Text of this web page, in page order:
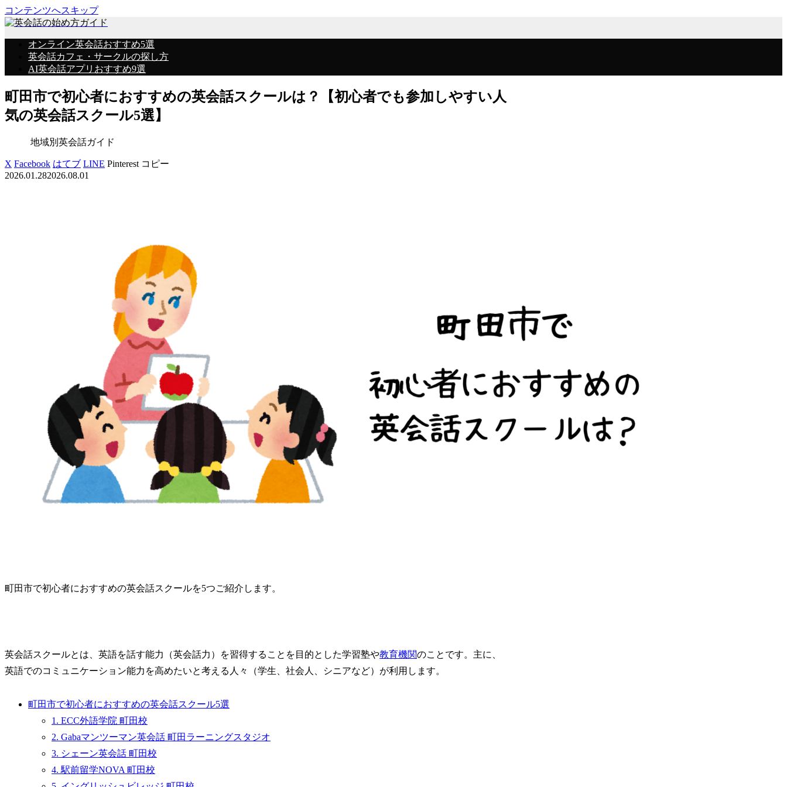
コンテンツへスキップ
オンライン英会話おすすめ5選
英会話カフェ・サークルの探し方
AI英会話アプリおすすめ9選
町田市で初心者におすすめの英会話スクールは？【初心者でも参加しやすい人
気の英会話スクール5選】
地域別英会話ガイド
X Facebook はてブ LINE Pinterest コピー
2026.01.282026.08.01
町田市で初心者におすすめの英会話スクールを5つご紹介します。
英会話スクールとは、英語を話す能力（英会話力）を習得することを目的とした学習塾や教育機関のことです。主に、
英語でのコミュニケーション能力を高めたいと考える人々（学生、社会人、シニアなど）が利用します。
町田市で初心者におすすめの英会話スクール5選
1. ECC外語学院 町田校
2. Gabaマンツーマン英会話 町田ラーニングスタジオ
3. シェーン英会話 町田校
4. 駅前留学NOVA 町田校